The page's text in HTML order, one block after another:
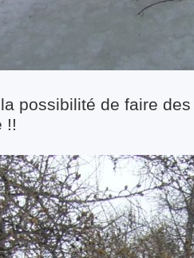
possibilité de faire
!!